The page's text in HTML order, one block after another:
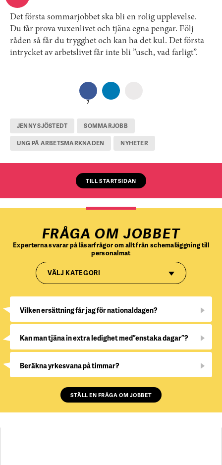
Det första sommarjobbet ska bli en rolig upplevelse.
Du får prova vuxenlivet och tjäna egna pengar. Följ
råden så får du trygghet och kan ha det kul. Det första
intrycket av arbetslivet får inte bli ”usch, vad farligt”.
7
JENNY SJÖSTEDT SOMMARJOBB
UNG PÅ ARBETSMARKNADEN NYHETER
TILL STARTSIDAN
FRÅGA OM JOBBET
Experterna svarar på läsarfrågor om allt från schemaläggning till
personalmat
VÄLJ KATEGORI
Vilken ersättning får jag för nationaldagen?
Kan man tjäna in extra ledighet med ”enstaka dagar”?
Beräkna yrkesvana på timmar?
STÄLL EN FRÅGA OM JOBBET